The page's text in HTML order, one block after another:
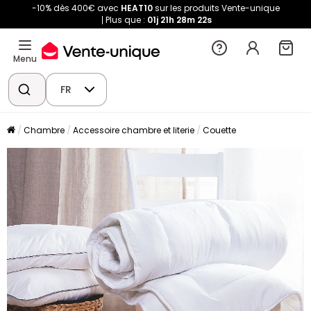
-10% dès 400€ avec HEAT10sur les produits Vente-unique
Plus que : 01j 21h 28m 22s
Menu
FR
Chambre Accessoire chambre et literie Couette